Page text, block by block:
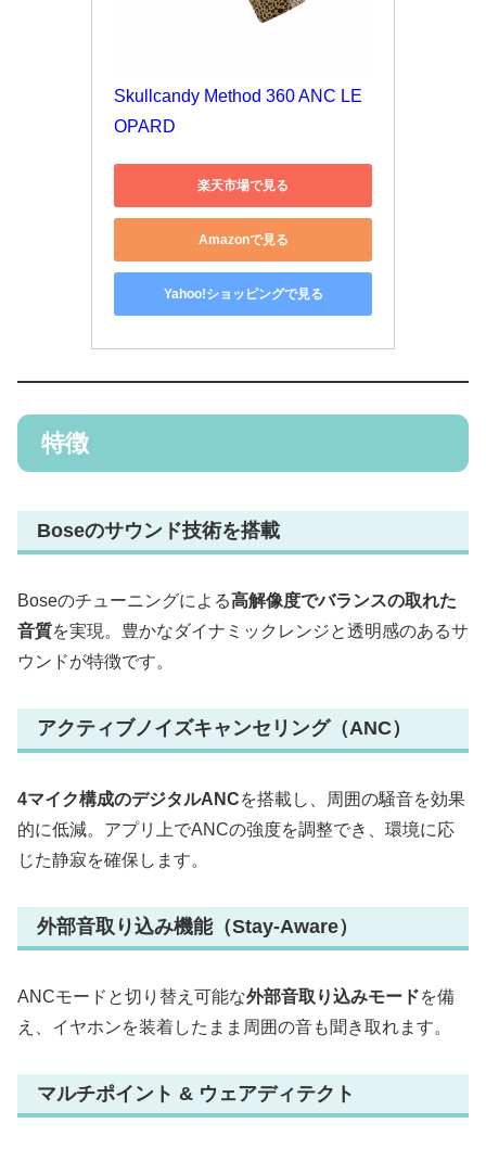
Skullcandy Method 360 ANC LE
OPARD
楽天市場で見る
Amazonで見る
Yahoo!ショッピングで見る
特徴
Boseのサウンド技術を搭載
Boseのチューニングによる高解像度でバランスの取れた
音質を実現。豊かなダイナミックレンジと透明感のあるサ
ウンドが特徴です。
アクティブノイズキャンセリング（ANC）
4マイク構成のデジタルANCを搭載し、周囲の騒音を効果
的に低減。アプリ上でANCの強度を調整でき、環境に応
じた静寂を確保します。
外部音取り込み機能（Stay-Aware）
ANCモードと切り替え可能な外部音取り込みモードを備
え、イヤホンを装着したまま周囲の音も聞き取れます。
マルチポイント & ウェアディテクト